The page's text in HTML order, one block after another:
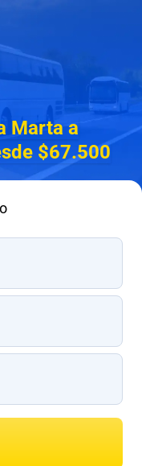
Marta a
$67.500